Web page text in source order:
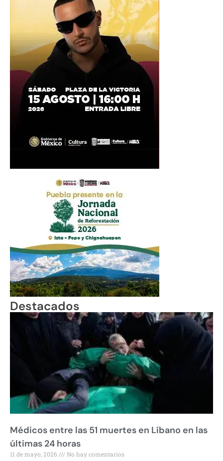
Destacados
Médicos entre las 51 muertes en Líbano en las
últimas 24 horas
11 de mayo, 2026 No hay comentarios